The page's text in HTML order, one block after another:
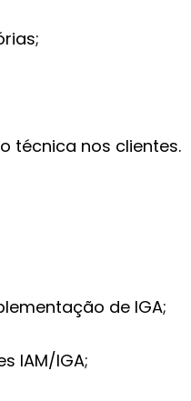
técnica nos clientes.
de IGA;
IAM/IGA;